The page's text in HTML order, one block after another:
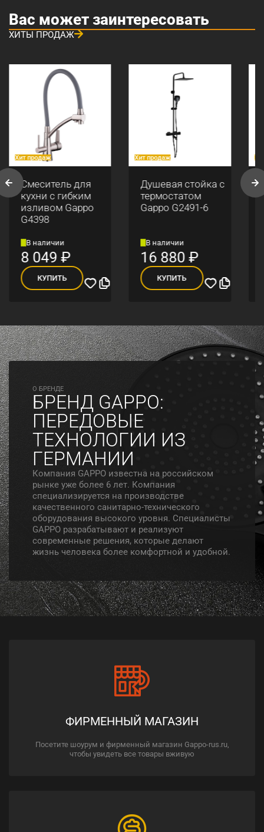
Вас может заинтересовать
ХИТЫ ПРОДАЖ
Хит продаж
Смеситель для
кухни с гибким
изливом Gappo
G4398
В наличии
8 049₽
КУПИТЬ
Хит продаж
Душевая стойка с
термостатом
Gappo G2491-6
В наличии
16 880₽
КУПИТЬ
O БРЕНДЕ
БРЕНД GAPPO:
ПЕРЕДОВЫЕ
ТЕХНОЛОГИИ ИЗ
ГЕРМАНИИ
Компания GAPPO известна на российском
рынке уже более 6 лет. Компания
специализируется на производстве
качественного санитарно-технического
оборудования высокого уровня. Специалисты
GAPPO разрабатывают и реализуют
современные решения, которые делают
жизнь человека более комфортной и удобной.
ФИРМЕННЫЙ МАГАЗИН
Посетите шоурум и фирменный магазин Gappo-rus.ru,
чтобы увидеть все товары вживую